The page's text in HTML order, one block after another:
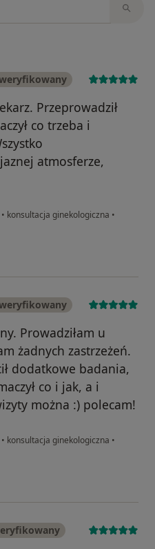
Przeprowadził
co trzeba i
atmosferze,
• konsultacja ginekologiczna •
Prowadziłam u
żadnych zastrzeżeń.
dodatkowe badania,
co i jak, a i
można :) polecam!
• konsultacja ginekologiczna •